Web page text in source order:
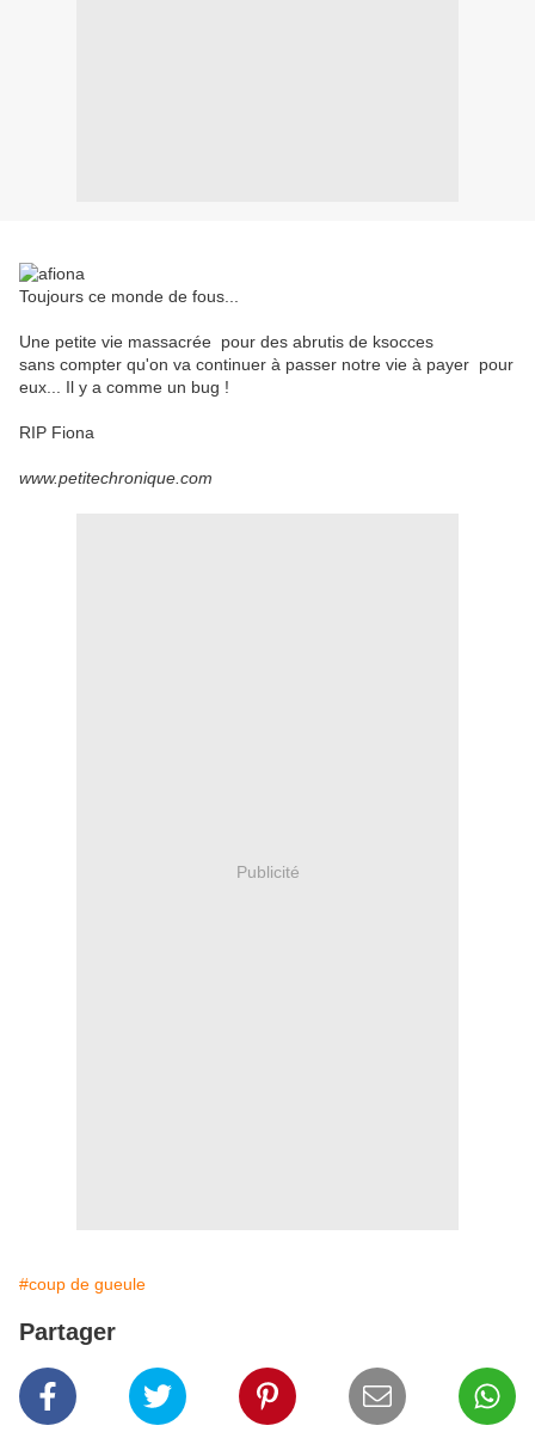
Toujours ce monde de fous...
Une petite vie massacrée pour des abrutis de ksocces
sans compter qu'on va continuer à passer notre vie à payer pour
eux... Il y a comme un bug !
RIP Fiona
www.petitechronique.com
Publicité
#coup de gueule
Partager